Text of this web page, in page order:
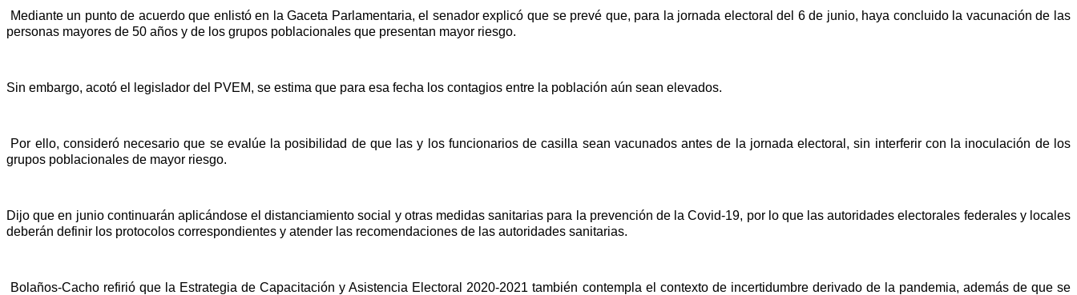
Mediante un punto de acuerdo que enlistó en la Gaceta Parlamentaria, el senador explicó que se prevé que, para la jornada electoral del 6 de junio, haya concluido la vacunación de las
personas mayores de 50 años y de los grupos poblacionales que presentan mayor riesgo.
Sin embargo, acotó el legislador del PVEM, se estima que para esa fecha los contagios entre la población aún sean elevados.
Por ello, consideró necesario que se evalúe la posibilidad de que las y los funcionarios de casilla sean vacunados antes de la jornada electoral, sin interferir con la inoculación de los
grupos poblacionales de mayor riesgo.
Dijo que en junio continuarán aplicándose el distanciamiento social y otras medidas sanitarias para la prevención de la Covid-19, por lo que las autoridades electorales federales y locales
deberán definir los protocolos correspondientes y atender las recomendaciones de las autoridades sanitarias.
Bolaños-Cacho refirió que la Estrategia de Capacitación y Asistencia Electoral 2020-2021 también contempla el contexto de incertidumbre derivado de la pandemia, además de que se